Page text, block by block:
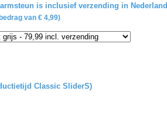
is inclusief verzending in Nederland
van € 4,99)
Classic SliderS)